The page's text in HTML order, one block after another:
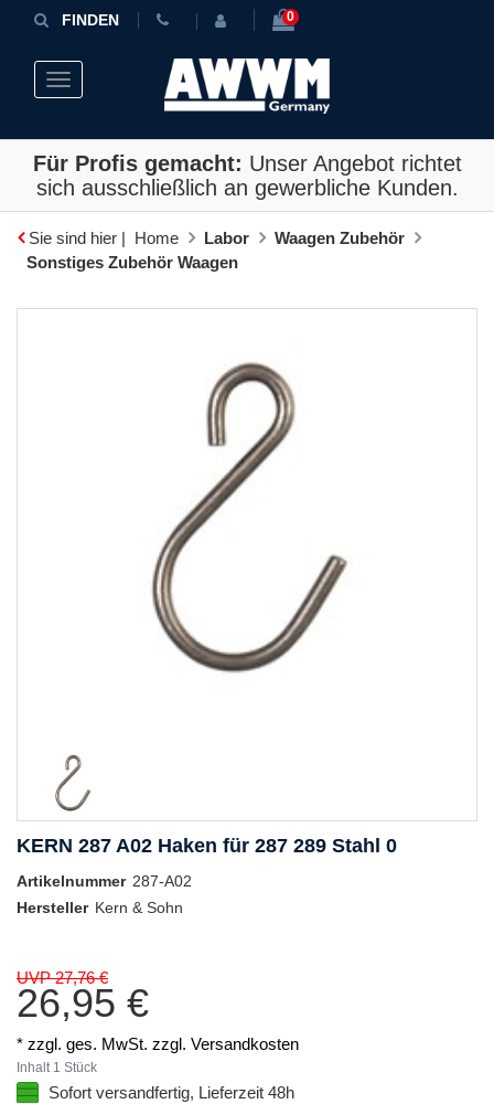
FINDEN 0
Toggle navigation
Für Profis gemacht: Unser Angebot richtet
sich ausschließlich an gewerbliche Kunden.
Sie sind hier | Home Labor
Waagen Zubehör
Sonstiges Zubehör Waagen
KERN 287 A02 Haken für 287 289 Stahl 0
Artikelnummer 287-A02
Hersteller Kern & Sohn
UVP 27,76 €
26,95 €
* zzgl. ges. MwSt. zzgl. Versandkosten
Inhalt 1 Stück
Sofort versandfertig, Lieferzeit 48h